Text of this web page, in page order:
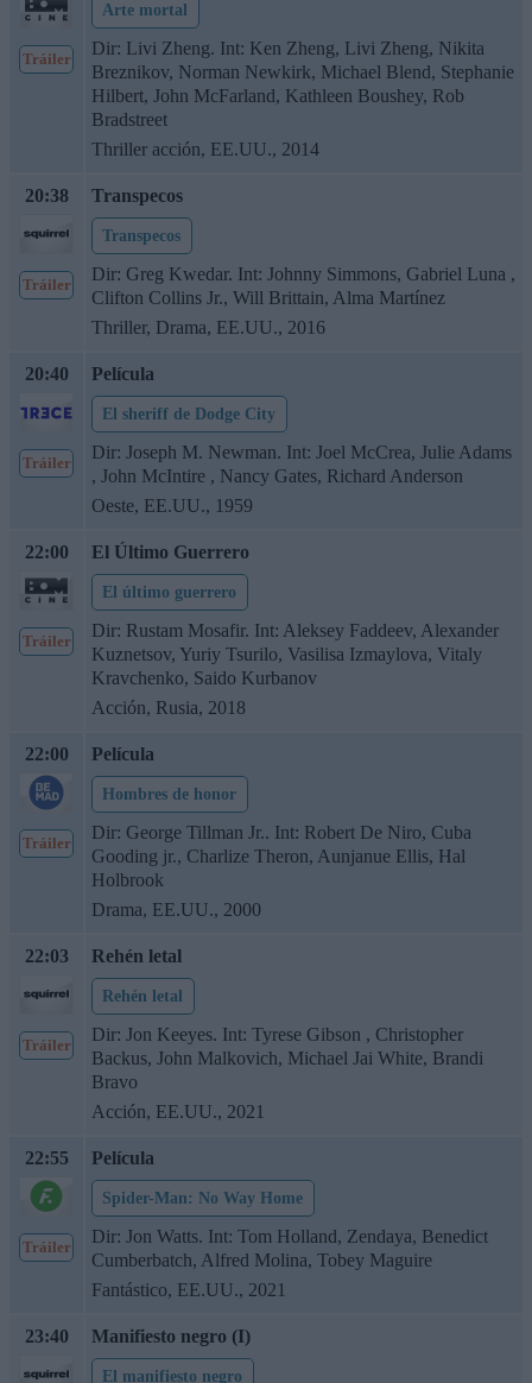
Tráiler
Arte mortal
Dir: Livi Zheng. Int: Ken Zheng, Livi Zheng, Nikita
Breznikov, Norman Newkirk, Michael Blend, Stephanie
Hilbert, John McFarland, Kathleen Boushey, Rob
Bradstreet
Thriller acción, EE.UU., 2014
20:38
Tráiler
Transpecos
Transpecos
Dir: Greg Kwedar. Int: Johnny Simmons, Gabriel Luna ,
Clifton Collins Jr., Will Brittain, Alma Martínez
Thriller, Drama, EE.UU., 2016
20:40
Tráiler
Película
El sheriff de Dodge City
Dir: Joseph M. Newman. Int: Joel McCrea, Julie Adams
, John McIntire , Nancy Gates, Richard Anderson
Oeste, EE.UU., 1959
22:00
Tráiler
El Último Guerrero
El último guerrero
Dir: Rustam Mosafir. Int: Aleksey Faddeev, Alexander
Kuznetsov, Yuriy Tsurilo, Vasilisa Izmaylova, Vitaly
Kravchenko, Saido Kurbanov
Acción, Rusia, 2018
22:00
Tráiler
Película
Hombres de honor
Dir: George Tillman Jr.. Int: Robert De Niro, Cuba
Gooding jr., Charlize Theron, Aunjanue Ellis, Hal
Holbrook
Drama, EE.UU., 2000
22:03
Tráiler
Rehén letal
Rehén letal
Dir: Jon Keeyes. Int: Tyrese Gibson , Christopher
Backus, John Malkovich, Michael Jai White, Brandi
Bravo
Acción, EE.UU., 2021
22:55
Tráiler
Película
Spider-Man: No Way Home
Dir: Jon Watts. Int: Tom Holland, Zendaya, Benedict
Cumberbatch, Alfred Molina, Tobey Maguire
Fantástico, EE.UU., 2021
23:40 Manifiesto negro (I)
El manifiesto negro